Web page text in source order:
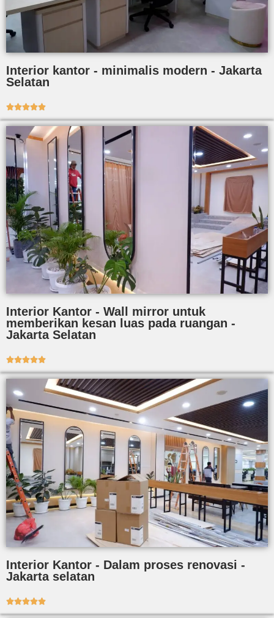
Interior kantor - minimalis modern - Jakarta
Selatan

Interior Kantor - Wall mirror untuk
memberikan kesan luas pada ruangan -
Jakarta Selatan

Interior Kantor - Dalam proses renovasi -
Jakarta selatan
